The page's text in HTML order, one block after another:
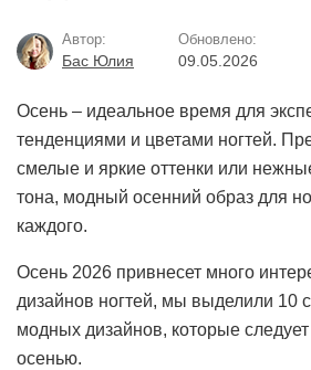
Автор:
Бас Юлия
Обновлено:
09.05.2026
Осень – идеальное время для
тенденциями и цветами ногтей.
смелые и яркие оттенки или
тона, модный осенний образ для
каждого.
Осень 2026 привнесет много
дизайнов ногтей, мы выделили 10
модных дизайнов, которые
осенью.